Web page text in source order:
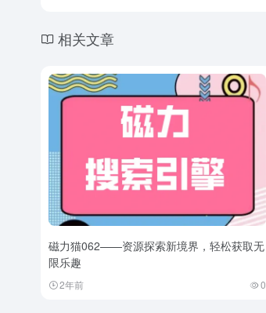
相关文章
磁力猫062——资源探索新境界，轻松获取无
限乐趣
2年前 0